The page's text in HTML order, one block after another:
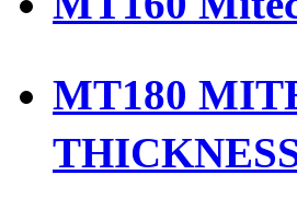
MT180